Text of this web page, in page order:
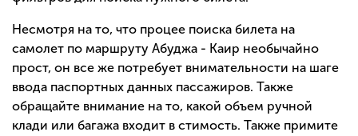
Несмотря на то, что процее поиска билета на
самолет по маршруту Абуджа - Каир необычайно
прост, он все же потребует внимательности на шаге
ввода паспортных данных пассажиров. Также
обращайте внимание на то, какой объем ручной
клади или багажа входит в стимость. Также примите